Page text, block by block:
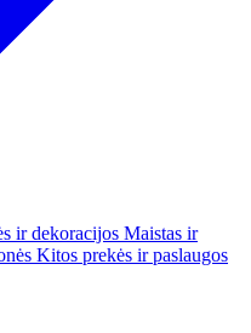
ir dekoracijos Maistas ir
Kitos prekės ir paslaugos